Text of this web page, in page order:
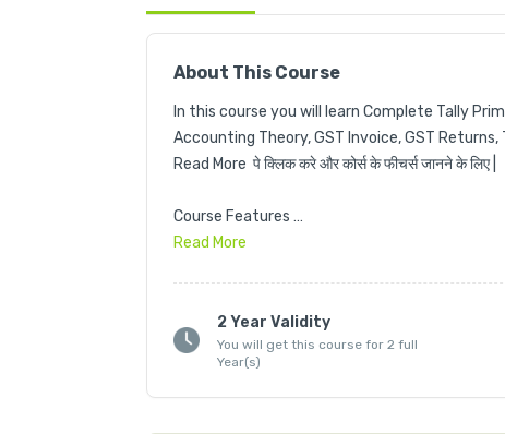
About This Course
In this course you will learn Complete Tally
Accounting Theory, GST Invoice, GST Returns,
Read More  पे क्लिक करे और कोर्स के फीचर्स जानने के लिए |
Course Features
✅सभी Videos सरल हिंदी भाषा में
✅कोर्स प्रैक्टिस फाइल्स PDF
✅कोर्स कम्पलीशन सर्टिफिकेट
✅इंस्टेंट एक्सेस -
⬇️ Download Video in APP
Read More
2 Year Validity
You will get this course for 2 full
Year(s)